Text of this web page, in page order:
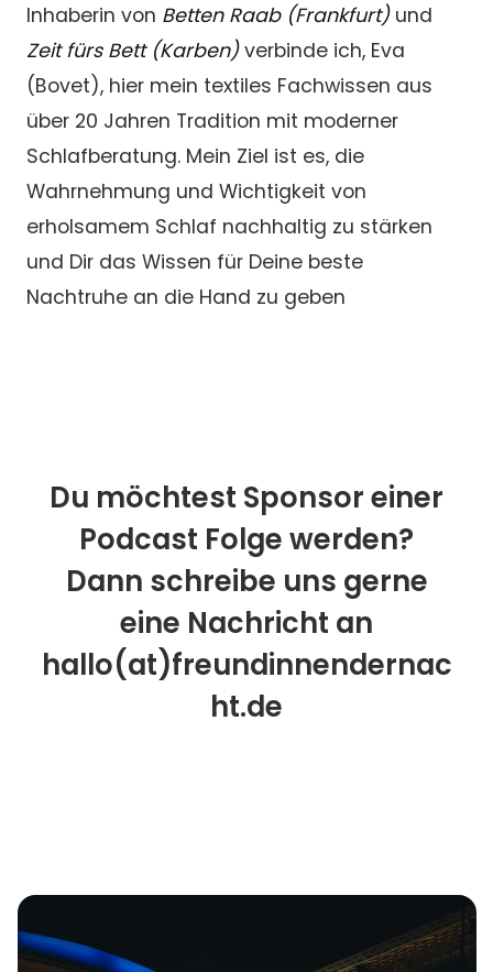
Inhaberin von Betten Raab (Frankfurt)und
Zeit fürs Bett (Karben) verbinde ich, Eva
(Bovet), hier mein textiles Fachwissen aus
über 20 Jahren Tradition mit moderner
Schlafberatung. Mein Ziel ist es, die
Wahrnehmung und Wichtigkeit von
erholsamem Schlaf nachhaltig zu stärken
und Dir das Wissen für Deine beste
Nachtruhe an die Hand zu geben
Du möchtest Sponsor einer
Podcast Folge werden?
Dann schreibe uns gerne
eine Nachricht an
hallo(at)freundinnendernac
ht.de